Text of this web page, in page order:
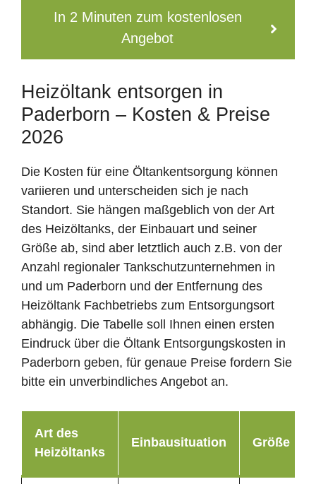
In 2 Minuten zum kostenlosen
Angebot
Heizöltank entsorgen in
Paderborn – Kosten & Preise
2026
Die Kosten für eine Öltankentsorgung können
variieren und unterscheiden sich je nach
Standort. Sie hängen maßgeblich von der Art
des Heizöltanks, der Einbauart und seiner
Größe ab, sind aber letztlich auch z.B. von der
Anzahl regionaler Tankschutzunternehmen in
und um Paderborn und der Entfernung des
Heizöltank Fachbetriebs zum Entsorgungsort
abhängig. Die Tabelle soll Ihnen einen ersten
Eindruck über die Öltank Entsorgungskosten in
Paderborn geben, für genaue Preise fordern Sie
bitte ein unverbindliches Angebot an.
Art des
Heizöltanks
Einbausituation Größe